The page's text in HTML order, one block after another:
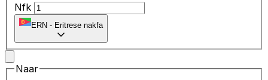
Nfk
ERN - Eritrese nakfa
Naar